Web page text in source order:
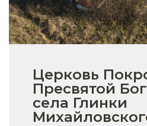
Церковь
Пресвятой
села Глинки